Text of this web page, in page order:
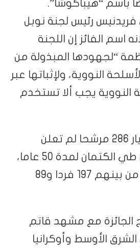
فريدنيس رئيس لجنة نوبل
اسم الفائز إن اللجنة
“لجهودها المبذولة من
النووية، ولإثباتها عبر
النووية يجب ألا تستخدم
وتم هذا العام اختيار 286 مرشحا لم تعلن
هوياتهم، وستظل طي الكتمان لمدة 50 عاما،
ولا نعلم سوى أن من بينهم 197 فردا و89
الجائزة مع مشهد قاتم
الأوسط وأوكرانيا